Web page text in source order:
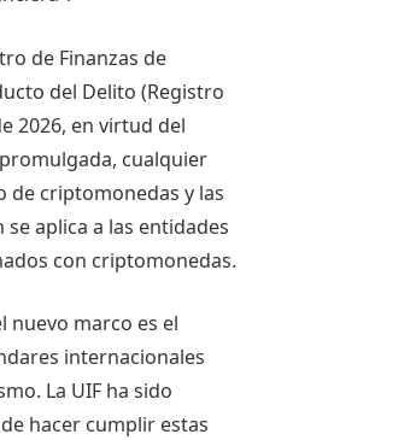
de Finanzas de
del Delito (Registro
2026, en virtud del
cualquier
de criptomonedas y las
aplica a las entidades
con criptomonedas.
nuevo marco es el
internacionales
La UIF ha sido
hacer cumplir estas